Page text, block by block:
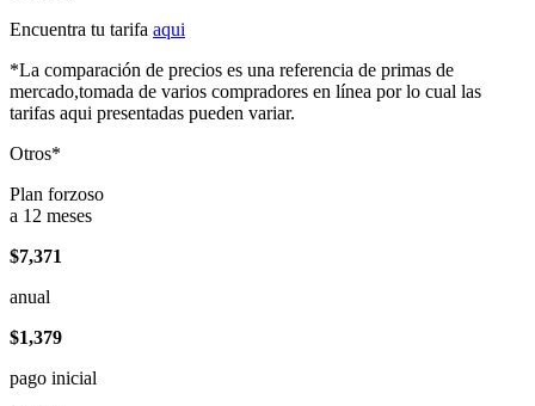
Encuentra tu tarifa aqui
*La comparación de precios es una referencia de primas de
mercado,tomada de varios compradores en línea por lo cual las
tarifas aqui presentadas pueden variar.
Otros*
Plan forzoso
a 12 meses
$7,371
anual
$1,379
pago inicial